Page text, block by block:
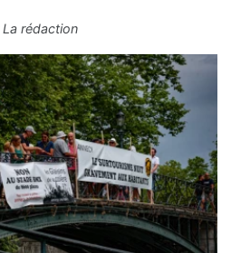
La rédaction